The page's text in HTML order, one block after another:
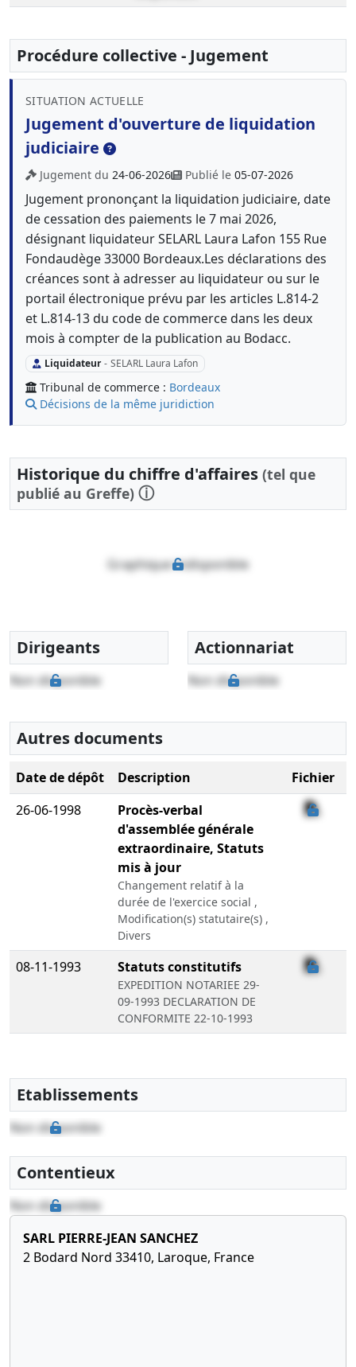
Procédure collective - Jugement
SITUATION ACTUELLE
Jugement d'ouverture de liquidation
judiciaire
Jugement du 24-06-2026 Publié le 05-07-2026
Jugement prononçant la liquidation judiciaire, date
de cessation des paiements le 7 mai 2026,
désignant liquidateur SELARL Laura Lafon 155 Rue
Fondaudège 33000 Bordeaux.Les déclarations des
créances sont à adresser au liquidateur ou sur le
portail électronique prévu par les articles L.814-2
et L.814-13 du code de commerce dans les deux
mois à compter de la publication au Bodacc.
Liquidateur - SELARL Laura Lafon
Tribunal de commerce : Bordeaux
Décisions de la même juridiction
Historique du chiffre d'affaires (tel que
publié au Greffe) ⓘ
Graphique indisponible
Dirigeants
Non disponible
Actionnariat
Non disponible
Autres documents
Date de dépôt Description
Fichier
26-06-1998
Procès-verbal
d'assemblée générale
extraordinaire, Statuts
mis à jour
Changement relatif à la
durée de l'exercice social ,
Modification(s) statutaire(s) ,
Divers
08-11-1993 Statuts constitutifs
EXPEDITION NOTARIEE 29-
09-1993 DECLARATION DE
CONFORMITE 22-10-1993
Etablissements
Non disponible
Contentieux
Non disponible
SARL PIERRE-JEAN SANCHEZ
2 Bodard Nord 33410, Laroque, France